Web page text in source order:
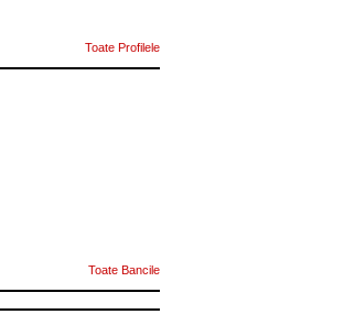
Toate Profilele
Toate Bancile